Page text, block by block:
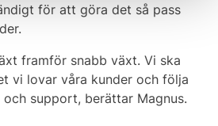
för att göra det så pass
framför snabb växt. Vi ska
vi lovar våra kunder och följa
support, berättar Magnus.